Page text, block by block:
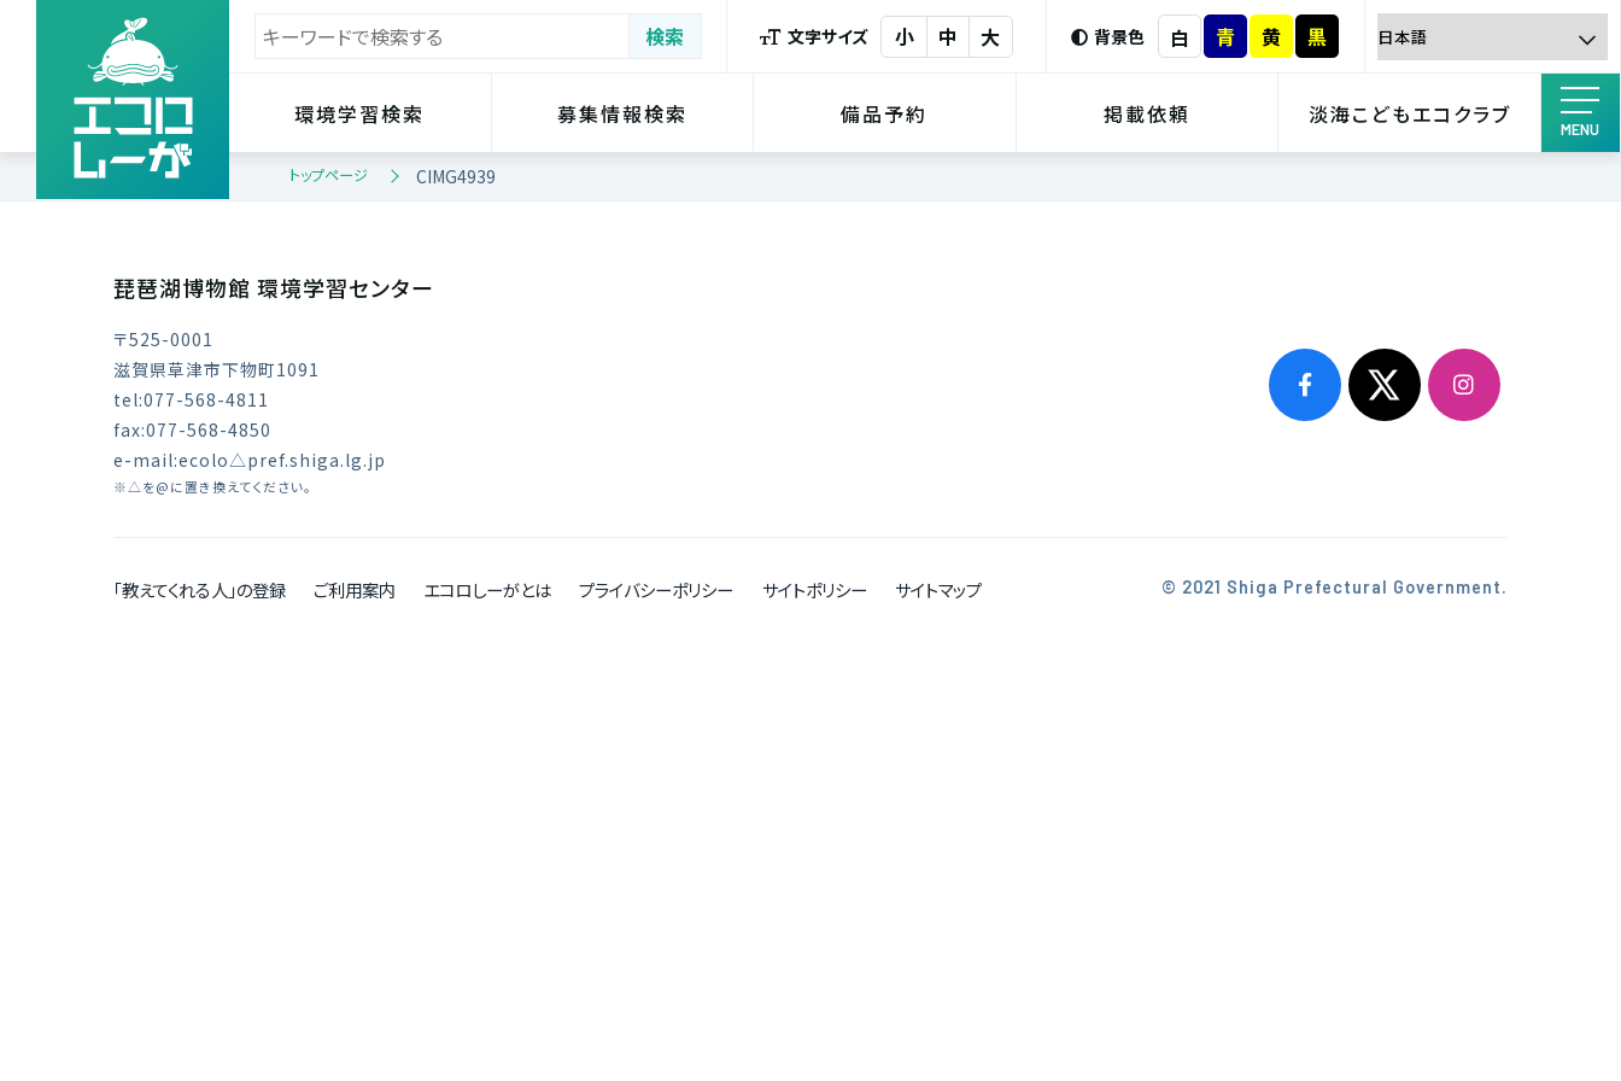
文字サイズ 小 中 大 背景色 白 青 黄 黒
環境学習検索 募集情報検索 備品予約 掲載依頼 淡海こどもエコクラブ
MENU
トップページ CIMG4939
琵琶湖博物館 環境学習センター
〒525-0001
滋賀県草津市下物町1091
tel:077-568-4811
fax:077-568-4850
e-mail:ecolo△pref.shiga.lg.jp
※△を@に置き換えてください。
「教えてくれる人」の登録 ご利用案内 エコロしーがとは プライバシーポリシー サイトポリシー サイトマップ © 2021 Shiga Prefectural Government.